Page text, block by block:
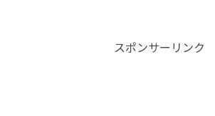
スポンサーリンク